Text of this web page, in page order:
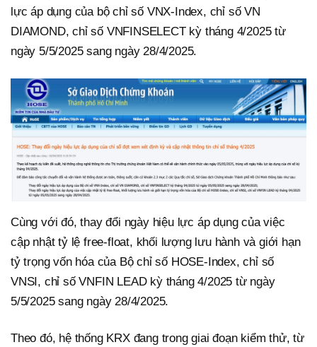
lực áp dụng của bộ chỉ số VNX-Index, chỉ số VN
DIAMOND, chỉ số VNFINSELECT kỳ tháng 4/2025 từ
ngày 5/5/2025 sang ngày 28/4/2025.
Cùng với đó, thay đổi ngày hiệu lực áp dụng của việc
cập nhật tỷ lệ free-float, khối lượng lưu hành và giới hạn
tỷ trọng vốn hóa của Bộ chỉ số HOSE-Index, chỉ số
VNSI, chỉ số VNFIN LEAD kỳ tháng 4/2025 từ ngày
5/5/2025 sang ngày 28/4/2025.
Theo đó, hệ thống KRX đang trong giai đoạn kiểm thử, từ